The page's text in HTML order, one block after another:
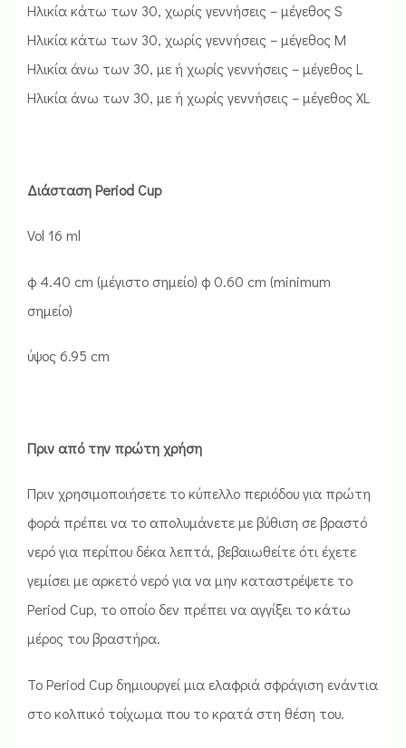
Ηλικία κάτω των 30, χωρίς γεννήσεις – μέγεθος S
Ηλικία κάτω των 30, χωρίς γεννήσεις – μέγεθος M
Ηλικία άνω των 30, με ή χωρίς γεννήσεις – μέγεθος L
Ηλικία άνω των 30, με ή χωρίς γεννήσεις – μέγεθος XL
Διάσταση Period Cup
Vol 16 ml
φ 4.40 cm (μέγιστο σημείο) φ 0.60 cm (minimum
σημείο)
ύψος 6.95 cm
Πριν από την πρώτη χρήση
Πριν χρησιμοποιήσετε το κύπελλο περιόδου για πρώτη
φορά πρέπει να το απολυμάνετε με βύθιση σε βραστό
νερό για περίπου δέκα λεπτά, βεβαιωθείτε ότι έχετε
γεμίσει με αρκετό νερό για να μην καταστρέψετε το
Period Cup, το οποίο δεν πρέπει να αγγίξει το κάτω
μέρος του βραστήρα.
Το Period Cup δημιουργεί μια ελαφριά σφράγιση ενάντια
στο κολπικό τοίχωμα που το κρατά στη θέση του.